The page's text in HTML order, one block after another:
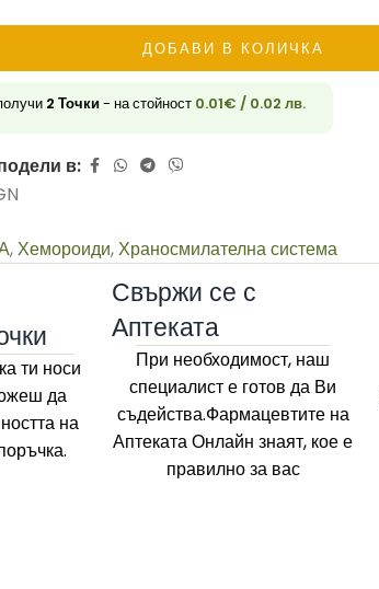
ДОБАВИ В КОЛИЧКА
2 Точки- на стойност 0.01€ / 0.02 лв.
в:
,Хемороиди,Храносмилателна система
ти носи
да
на
Свържи се с
Аптеката
При необходимост, наш
специалист е готов да Ви
съдейства.Фармацевтите на
Аптеката Онлайн знаят, кое е
правилно за вас